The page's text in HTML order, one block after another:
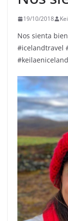
19/10/2018
Nos sienta
#icelandtravel
#keilaeniceland